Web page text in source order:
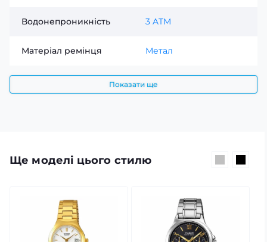
деталі та надасть необхідну інформацію.
Водонепроникність 3 ATM
Матеріал ремінця Метал
Показати ще
Ще моделі цього стилю